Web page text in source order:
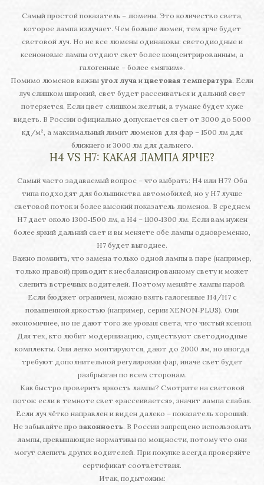
Самый простой показатель – люмены. Это количество света,
которое лампа излучает. Чем больше люмен, тем ярче будет
световой луч. Но не все люмены одинаковы: светодиодные и
ксеноновые лампы отдают свет более концентрированным, а
галогенные – более «мягким».
Помимо люменов важны угол луча и цветовая температура. Если
луч слишком широкий, свет будет рассеиваться и дальний свет
потеряется. Если цвет слишком желтый, в тумане будет хуже
видеть. В России официально допускается свет от 3000 до 5000
кд/м², а максимальный лимит люменов для фар – 1500 лм для
ближнего и 3000 лм для дальнего.
H4 VS H7: КАКАЯ ЛАМПА ЯРЧЕ?
Самый часто задаваемый вопрос – что выбрать: H4 или H7? Оба
типа подходят для большинства автомобилей, но у H7 лучше
световой поток и более высокий показатель люменов. В среднем
H7 дает около 1300‑1500 лм, а H4 – 1100‑1300 лм. Если вам нужен
более яркий дальний свет и вы меняете обе лампы одновременно,
H7 будет выгоднее.
Важно помнить, что замена только одной лампы в паре (например,
только правой) приводит к несбалансированному свету и может
слепить встречных водителей. Поэтому меняйте лампы парой.
Если бюджет ограничен, можно взять галогенные H4/H7 с
повышенной яркостью (например, серии XENON‑PLUS). Они
экономичнее, но не дают того же уровня света, что чистый ксенон.
Для тех, кто любит модернизацию, существуют светодиодные
комплекты. Они легко монтируются, дают до 2000 лм, но иногда
требуют дополнительной регулировки фар, иначе свет будет
разбрызган по всем сторонам.
Как быстро проверить яркость лампы? Смотрите на световой
поток: если в темноте свет «рассеивается», значит лампа слабая.
Если луч чётко направлен и виден далеко – показатель хороший.
Не забывайте про законность. В России запрещено использовать
лампы, превышающие нормативы по мощности, потому что они
могут слепить других водителей. При покупке всегда проверяйте
сертификат соответствия.
Итак, подытожим: